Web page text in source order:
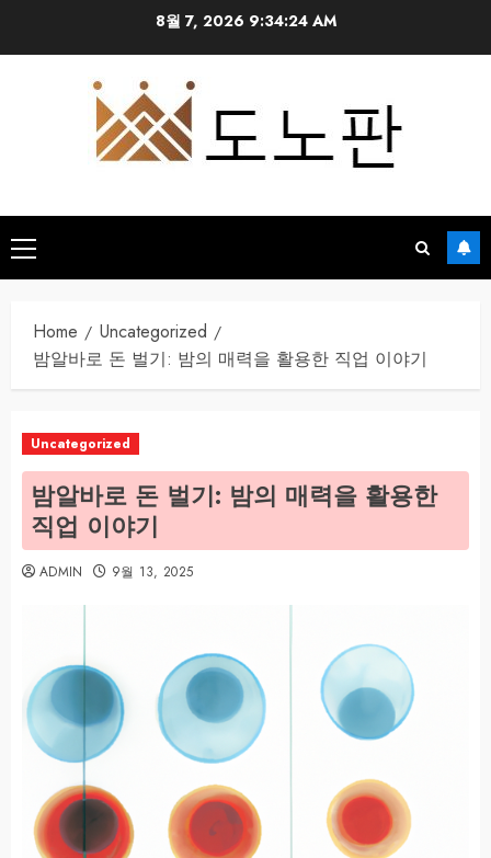
8월 7, 2026 9:34:25 AM
Primary
Menu
Home
Uncategorized
밤알바로 돈 벌기: 밤의 매력을 활용한 직업 이야기
Uncategorized
밤알바로 돈 벌기: 밤의 매력을 활용한
직업 이야기
ADMIN 9월 13, 2025